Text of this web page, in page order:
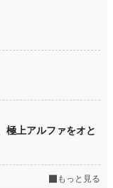
極上アルファをオと
もっと見る